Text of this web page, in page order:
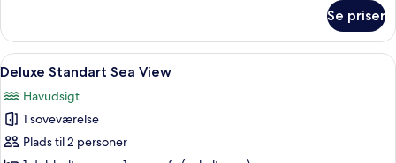
Standart
Side
Sea
Se priser
Indlæs
alle
billeder
af
Deluxe
Et moderne hotelværelse med en
4
Deluxe Standart Sea View
Havudsigt
1 soveværelse
Plads til 2 personer